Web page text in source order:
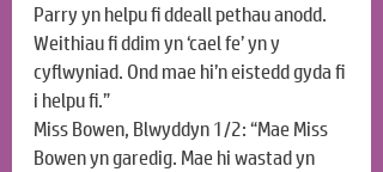
Parry yn helpu fi ddeall pethau anodd.
Weithiau fi ddim yn ‘cael fe’ yn y
cyflwyniad. Ond mae hi’n eistedd gyda fi
i helpu fi.”
Miss Bowen, Blwyddyn 1/2: “Mae Miss
Bowen yn garedig. Mae hi wastad yn